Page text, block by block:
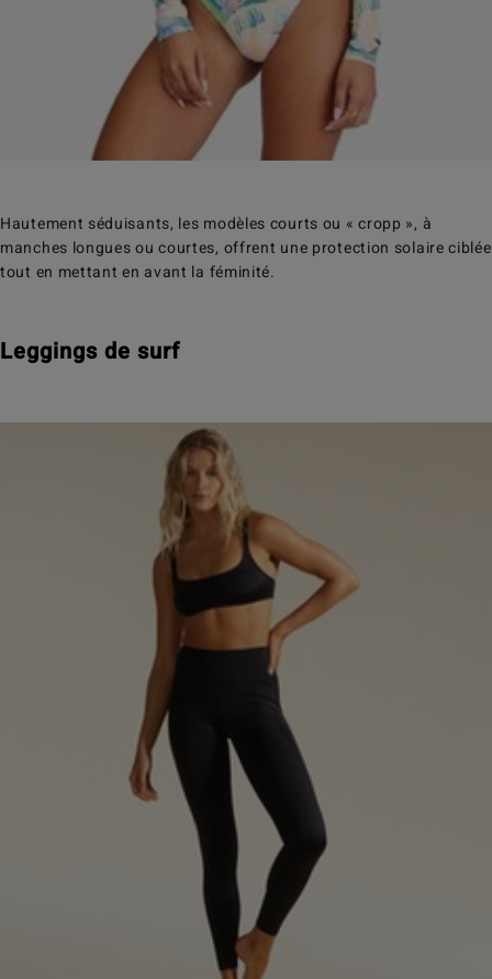
Hautement séduisants, les modèles courts ou « cropp », à
manches longues ou courtes, offrent une protection solaire ciblée
tout en mettant en avant la féminité.
Leggings de surf